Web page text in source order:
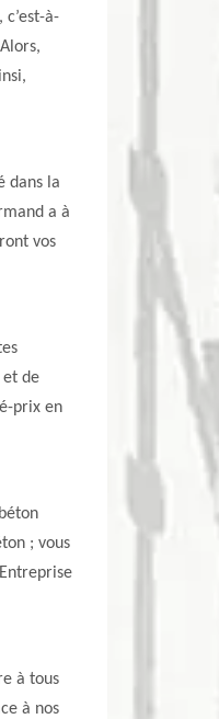
à-
dans la
a à
vos
et de
prix en
; vous
à tous
à nos